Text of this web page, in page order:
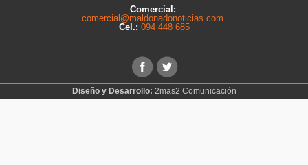
Comercial:
comercial@maldonadonoticias.com
Cel.: 094 448 685
Diseño y Desarrollo: 2mas2 Comunicación